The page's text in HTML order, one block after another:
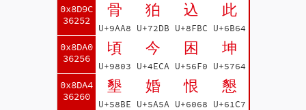
0x8D9C
36252
0x8DA0
36256
0x8DA4
36260
骨
U+9AA8
狛
U+72DB
込
U+8FBC
此
U+6B64
頃
U+9803
今
U+4ECA
困
U+56F0
坤
U+5764
墾
U+58BE
婚
U+5A5A
恨
U+6068
懇
U+61C7